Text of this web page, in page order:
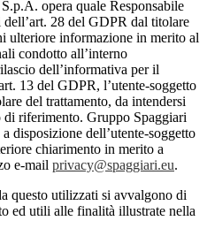
opera quale Responsabile
dell’art. 28 del GDPR dal titolare
ulteriore informazione in merito al
condotto all’interno
dell’informativa per il
13 del GDPR, l’utente-soggetto
del trattamento, da intendersi
riferimento. Gruppo Spaggiari
disposizione dell’utente-soggetto
chiarimento in merito a
e-mail privacy@spaggiari.eu.
questo utilizzati si avvalgono di
ed utili alle finalità illustrate nella